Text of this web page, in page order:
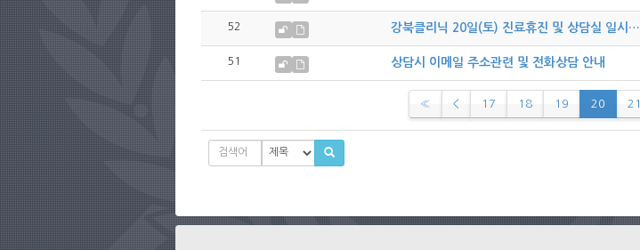
52 강북클리닉 20일(토) 진료휴진 및 상담실 일시…
51 상담시 이메일 주소관련 및 전화상담 안내
« < 17 18 19 20 21